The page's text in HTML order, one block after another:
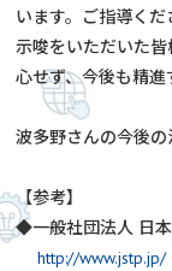
います。ご指導く
示唆をいただいた
心せず、今後も精
波多野さんの今後の
【参考】
◆一般社団法人 日
http://www.jstp.jp/